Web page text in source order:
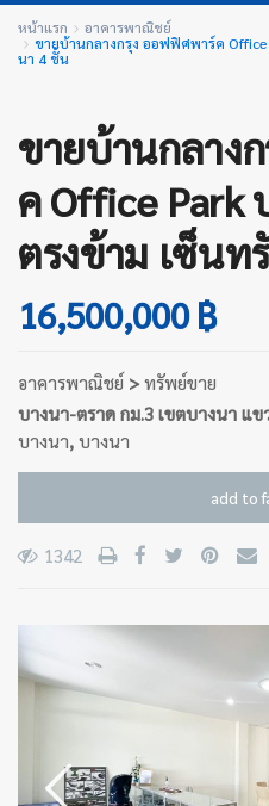
หน้าแรก
อาคารพาณิชย์
ขายบ้านกลางกรุง ออฟฟิศพาร์ค Office
นา 4 ชั้น
ขายบ้านกลาง
ค Office Park
ตรงข้าม เซ็นท
16,500,000 ฿
อาคารพาณิชย์ > ทรัพย์ขาย
บางนา-ตราด กม.3 เขตบางนา แข
บางนา, บางนา
add to
1342